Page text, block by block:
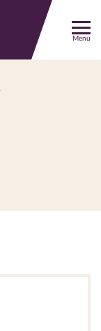
Menu